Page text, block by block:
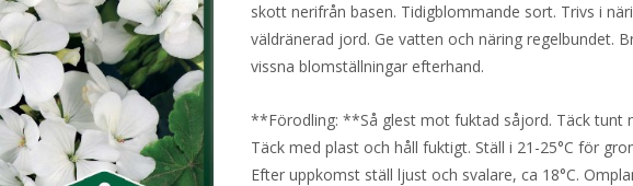
skott nerifrån basen. Tidigblommande sort. Trivs i
väldränerad jord. Ge vatten och näring regelbundet.
vissna blomställningar efterhand.
**Förodling: **Så glest mot fuktad såjord. Täck tunt
Täck med plast och håll fuktigt. Ställ i 21-25°C för
Efter uppkomst ställ ljust och svalare, ca 18°C.